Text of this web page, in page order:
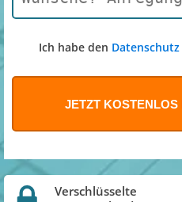
Ich habe den Datenschutz
Verschlüsselte